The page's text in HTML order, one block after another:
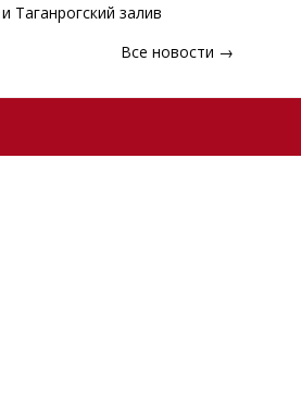
и Таганрогский залив
Все новости →